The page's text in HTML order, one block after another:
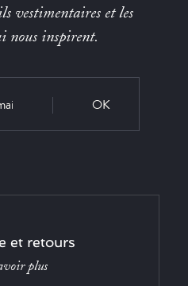
vestimentaires et les
nous inspirent.
OK
et retours
plus